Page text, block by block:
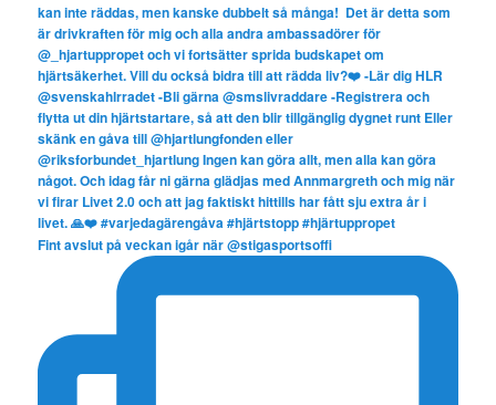
Fint avslut på veckan igår när @stigasportsoffi